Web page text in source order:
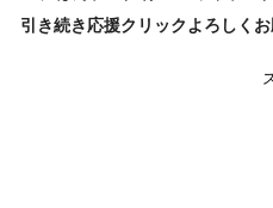
引き続き応援クリックよろしく